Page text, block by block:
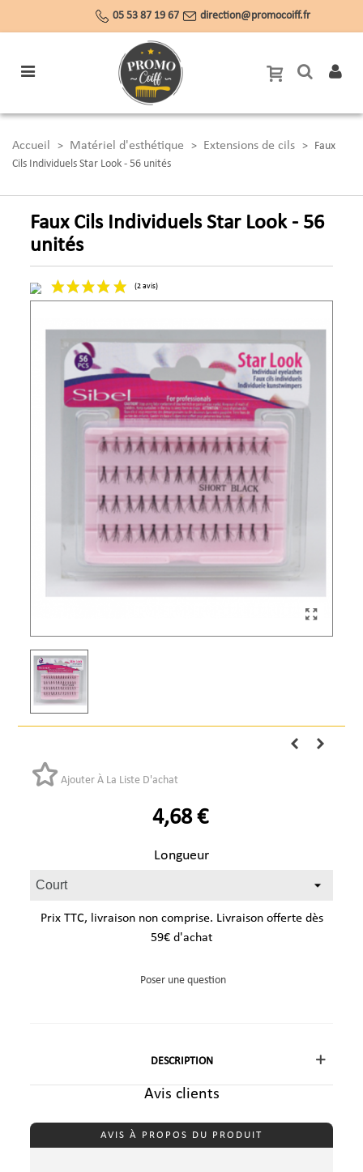
05 53 87 19 67 direction@promocoiff.fr
Accueil > Matériel d'esthétique > Extensions de cils > Faux
Cils Individuels Star Look - 56 unités
Faux Cils Individuels Star Look - 56
unités
Ajouter À La Liste D'achat
4,68 €
Longueur
Prix TTC, livraison non comprise. Livraison offerte dès
59€ d'achat
Poser une question
DESCRIPTION
Avis clients
AVIS À PROPOS DU PRODUIT